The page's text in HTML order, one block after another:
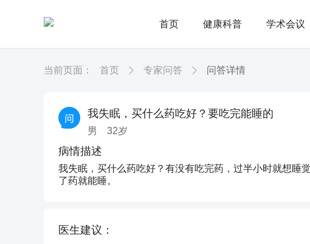
首页 健康科普 学术会议
当前页面： 首页 专家问答 问答详情
我失眠，买什么药吃好？要吃完能睡的
男 32岁
病情描述
我失眠，买什么药吃好？有没有吃完药，过半小时就想睡
了药就能睡。
医生建议：